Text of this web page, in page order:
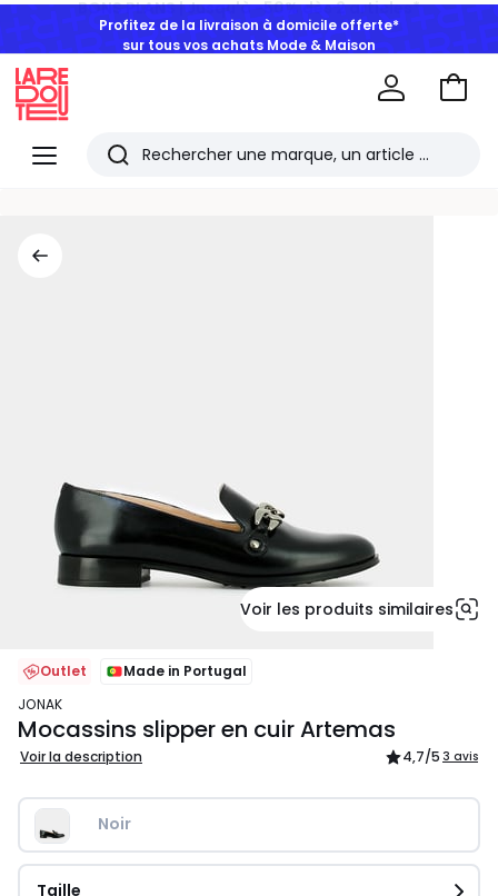
Profitez de la livraison à domicile offerte*
sur tous vos achats Mode & Maison
Menu
Redoute
Rechercher
Aller
Voir les produits similaires
Outlet
Made in Portugal
JONAK
Mocassins slipper en cuir Artemas
Voir la description 4,7/5 3 avis
Noir
Taille